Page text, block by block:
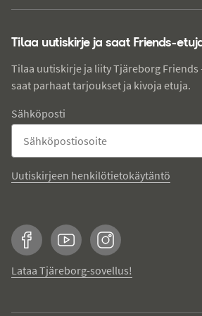
Tilaa uutiskirje ja saat Friends-
Tilaa uutiskirje ja liity Tjäreborg
saat parhaat tarjoukset ja kivoja etuja.
Sähköposti
Uutiskirjeen henkilötietokäytäntö
FacebookYouTubeInstagram
Lataa Tjäreborg-sovellus!